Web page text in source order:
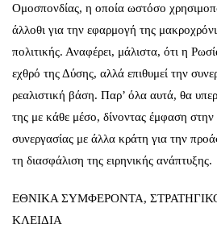
Ομοσπονδίας, η οποία ωστόσο
άλλοθι για την εφαρμογή της
πολιτικής. Αναφέρει, μάλιστα, ότι η
εχθρό της Δύσης, αλλά επιθυμεί την
ρεαλιστική βάση. Παρ’ όλα αυτά, θα
της με κάθε μέσο, δίνοντας έμφαση
συνεργασίας με άλλα κράτη για την
τη διασφάλιση της ειρηνικής ανάπτυξης.
ΕΘΝΙΚΑ ΣΥΜΦΕΡΟΝΤΑ,
ΚΛΕΙΔΙΑ